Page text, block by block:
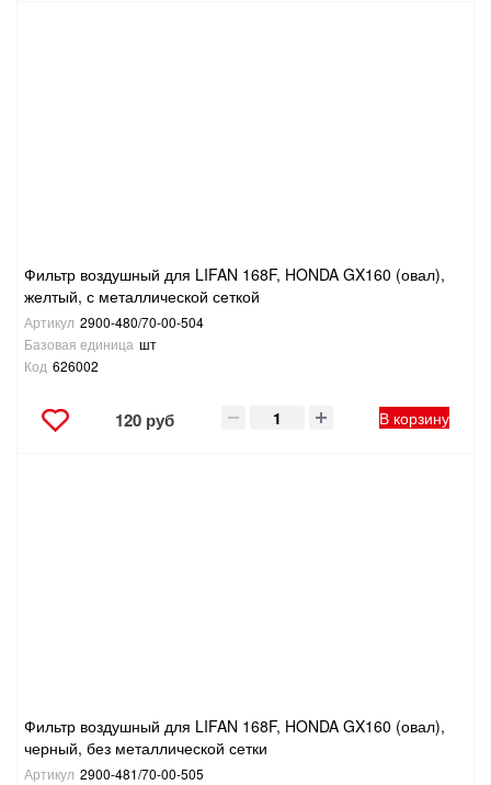
Фильтр воздушный для LIFAN 168F, HONDA GX160 (овал),
желтый, с металлической сеткой
Артикул 2900-480/70-00-504
Базовая единица шт
Код 626002
120 руб В корзину
Фильтр воздушный для LIFAN 168F, HONDA GX160 (овал),
черный, без металлической сетки
Артикул 2900-481/70-00-505